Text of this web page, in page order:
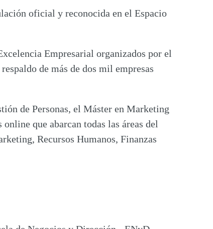
oficial y reconocida en el Espacio
Empresarial organizados por el
de más de dos mil empresas
de Personas, el Máster en Marketing
que abarcan todas las áreas del
Recursos Humanos, Finanzas